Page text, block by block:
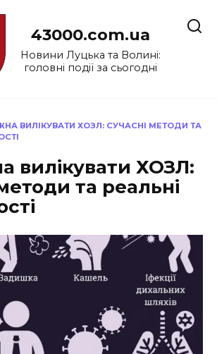
43000.com.ua
Новини Луцька та Волині:
головні події за сьогодні
ВИЛІКУВАТИ ХОЗЛ: СУЧАСНІ МЕТОДИ ТА
вилікувати ХОЗЛ:
та реальні